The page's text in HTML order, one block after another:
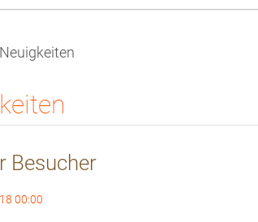
Neuigkeiten
Besucher
00:00